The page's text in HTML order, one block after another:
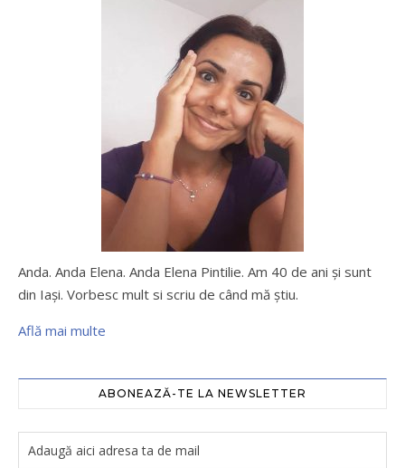
Anda. Anda Elena. Anda Elena Pintilie. Am 40 de ani şi sunt
din Iaşi. Vorbesc mult si scriu de când mă ştiu.
Află mai multe
ABONEAZĂ-TE LA NEWSLETTER